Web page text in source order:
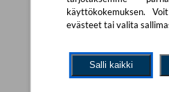
Tarkennettu
Yhtään tuotetta ei löytynyt.
käyttökokemuksen.
evästeet tai valita
Salli kaikki